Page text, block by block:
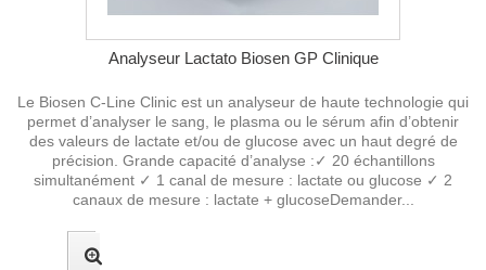
Analyseur Lactato Biosen GP Clinique
Le Biosen C-Line Clinic est un analyseur de haute technologie qui
permet d’analyser le sang, le plasma ou le sérum afin d’obtenir
des valeurs de lactate et/ou de glucose avec un haut degré de
précision. Grande capacité d’analyse :✓ 20 échantillons
simultanément ✓ 1 canal de mesure : lactate ou glucose ✓ 2
canaux de mesure : lactate + glucoseDemander...